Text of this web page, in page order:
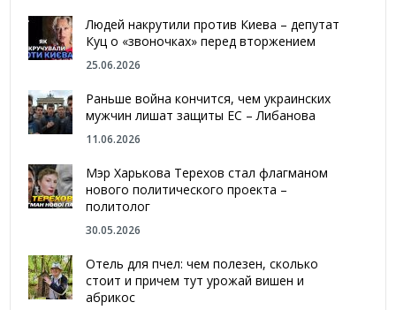
Людей накрутили против Киева – депутат
Куц о «звоночках» перед вторжением
25.06.2026
Раньше война кончится, чем украинских
мужчин лишат защиты ЕС – Либанова
11.06.2026
Мэр Харькова Терехов стал флагманом
нового политического проекта –
политолог
30.05.2026
Отель для пчел: чем полезен, сколько
стоит и причем тут урожай вишен и
абрикос